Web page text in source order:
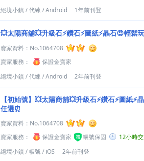
絕境小鎮 /代練 /Android 1年前刊登
💥太陽商舖💥升級石⚡鑽石⚡圖紙⚡晶石😍輕鬆
賣家資料： No.1064708
賣家服務：
保證金賣家
絕境小鎮 /代練 /Android 2年前刊登
【初始號】💥太陽商舖💥升級石⚡鑽石⚡圖紙⚡
任選⏰
賣家資料： No.1064708
賣家服務：
保證金賣家 帳號保固
12小時
絕境小鎮 /帳號/ iOS 2年前刊登